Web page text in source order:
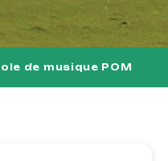
de musique POM